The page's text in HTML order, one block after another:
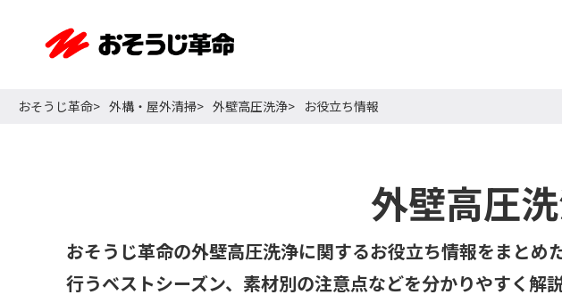
おそうじ革命 外構・屋外清掃 外壁高圧洗浄 お役立ち情報
外壁高圧
おそうじ革命の外壁高圧洗浄に関するお役立ち情報をまと
行うベストシーズン、素材別の注意点などを分かりやすく